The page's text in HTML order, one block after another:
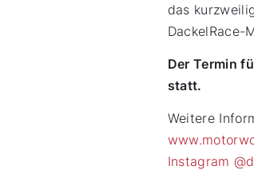
das
DackelRace-
Der Termin
statt.
Weitere
Instagram